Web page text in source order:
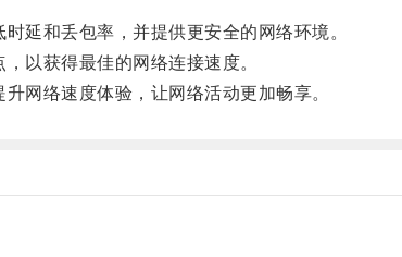
和丢包率，并提供更安全的网络环境。
以获得最佳的网络连接速度。
网络速度体验，让网络活动更加畅享。